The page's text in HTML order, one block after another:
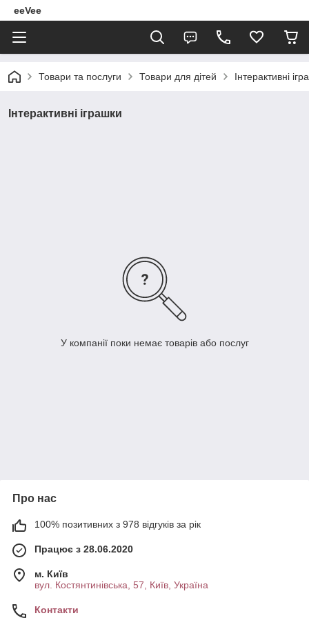
eeVee
Товари та послуги Товари для дітей Інтерактивні
Інтерактивні іграшки
У компанії поки немає товарів або послуг
Про нас
100% позитивних з 978 відгуків за рік
Працює з 28.06.2020
м. Київ
вул. Костянтинівська, 57, Київ, Україна
Контакти